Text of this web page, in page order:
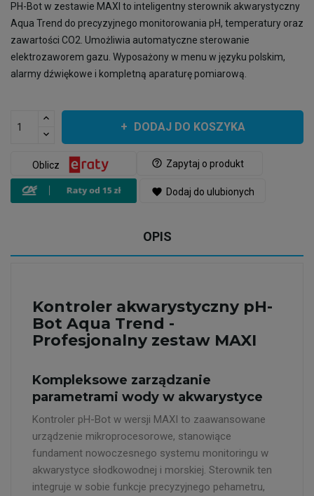
PH-Bot w zestawie MAXI to inteligentny sterownik akwarystyczny
Aqua Trend do precyzyjnego monitorowania pH, temperatury oraz
zawartości CO2. Umożliwia automatyczne sterowanie
elektrozaworem gazu. Wyposażony w menu w języku polskim,
alarmy dźwiękowe i kompletną aparaturę pomiarową.
DODAJ DO KOSZYKA
help_outline Zapytaj o produkt
Oblicz
favorite Dodaj do ulubionych
OPIS
Kontroler akwarystyczny pH-
Bot Aqua Trend -
Profesjonalny zestaw MAXI
Kompleksowe zarządzanie
parametrami wody w akwarystyce
Kontroler pH-Bot w wersji MAXI to zaawansowane
urządzenie mikroprocesorowe, stanowiące
fundament nowoczesnego systemu monitoringu w
akwarystyce słodkowodnej i morskiej. Sterownik ten
integruje w sobie funkcje precyzyjnego pehametru,